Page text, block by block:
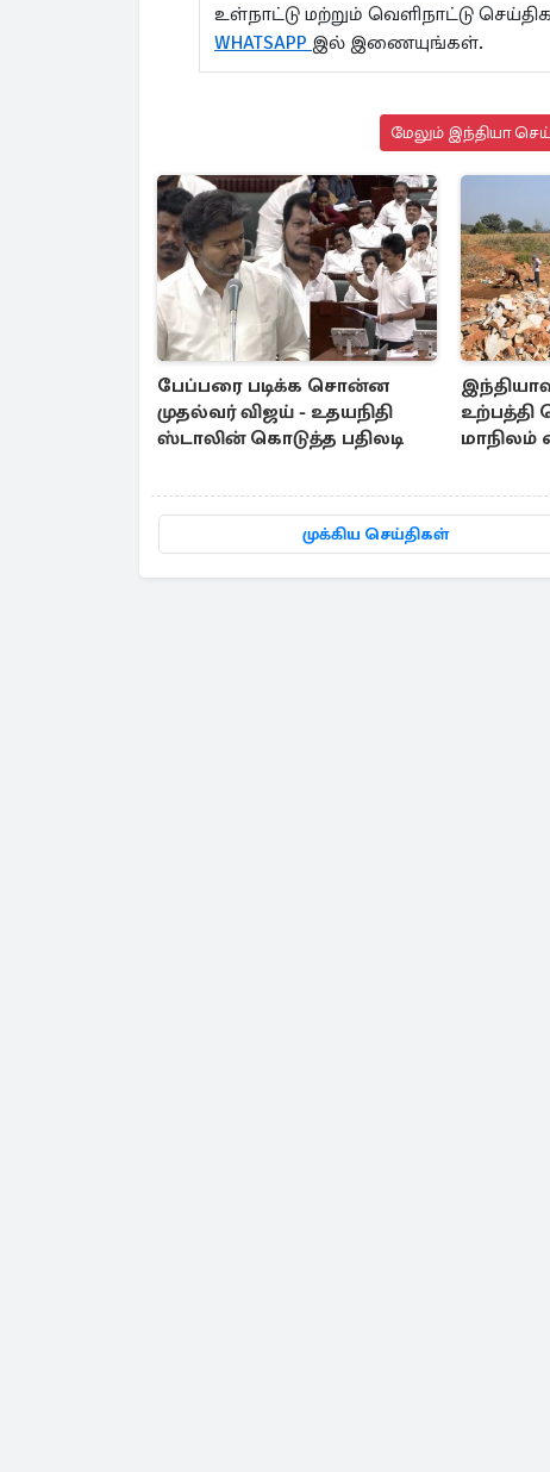
உள்நாட்டு மற்றும் வெளிநாட்டு
WHATSAPP இல் இணையுங்கள்.
மேலும் இந்தியா
பேப்பரை படிக்க சொன்ன
முதல்வர் விஜய் - உதயநிதி
ஸ்டாலின் கொடுத்த பதிலடி
உற்பத்தி
மாநிலம்
முக்கிய செய்திகள்